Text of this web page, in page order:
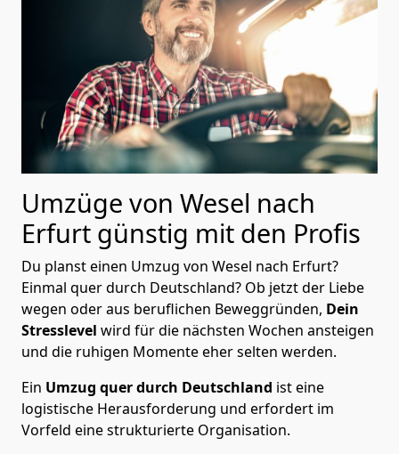
Umzüge von Wesel nach
Erfurt günstig mit den Profis
Du planst einen Umzug von Wesel nach Erfurt?
Einmal quer durch Deutschland? Ob jetzt der Liebe
wegen oder aus beruflichen Beweggründen, Dein
Stresslevel wird für die nächsten Wochen ansteigen
und die ruhigen Momente eher selten werden.
Ein Umzug quer durch Deutschland ist eine
logistische Herausforderung und erfordert im
Vorfeld eine strukturierte Organisation.